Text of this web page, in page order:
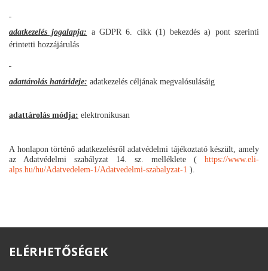
adatkezelés jogalapja: a GDPR 6. cikk (1) bekezdés a) pont szerinti
érintetti hozzájárulás
adattárolás határideje: adatkezelés céljának megvalósulásáig
adattárolás módja: elektronikusan
A honlapon történő adatkezelésről adatvédelmi tájékoztató készült, amely
az Adatvédelmi szabályzat 14. sz. melléklete ( https://www.eli-
alps.hu/hu/Adatvedelem-1/Adatvedelmi-szabalyzat-1 ).
ELÉRHETŐSÉGEK